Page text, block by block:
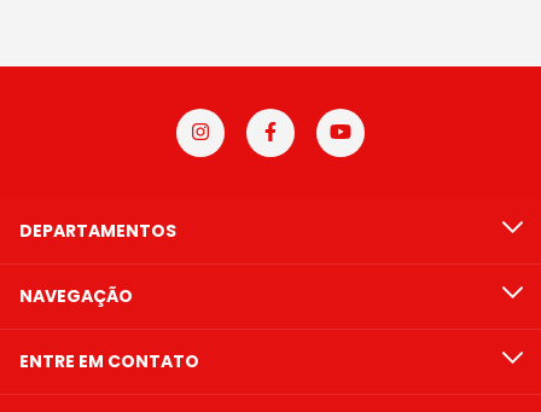
DEPARTAMENTOS
NAVEGAÇÃO
ENTRE EM CONTATO